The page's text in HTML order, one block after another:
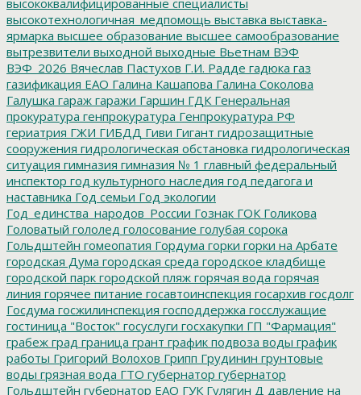
высокотехнологичная_медпомощь выставка выставка-
ярмарка высшее образование высшее самообразование
вытрезвители выходной выходные Вьетнам ВЭФ
ВЭФ_2026 Вячеслав Пастухов Г.И. Радде гадюка газ
газификация ЕАО Галина Кашапова Галина Соколова
Галушка гараж гаражи Гаршин ГДК Генеральная
прокуратура генпрокуратура Генпрокуратура РФ
гериатрия ГЖИ ГИБДД Гиви Гигант гидрозащитные
сооружения гидрологическая обстановка гидрологическая
ситуация гимназия гимназия № 1 главный федеральный
инспектор год культурного наследия год педагога и
наставника Год семьи Год экологии
Год_единства_народов_России Гознак ГОК Голикова
Головатый гололед голосование голубая сорока
Гольдштейн гомеопатия Гордума горки горки на Арбате
городская Дума городская среда городское кладбище
городской парк городской пляж горячая вода горячая
линия горячее питание госавтоинспекция госархив госдолг
Госдума госжилинспекция господдержка госслужащие
гостиница "Восток" госуслуги госхакупки ГП "Фармация"
грабеж град граница грант график подвоза воды график
работы Григорий Волохов Грипп Грудинин грунтовые
воды грязная вода ГТО губернатор губернатор
Гольдштейн губернатор ЕАО ГУК Гулягин Д давление на